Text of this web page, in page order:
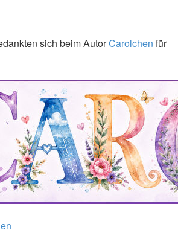
sich beim AutorCarolchen für